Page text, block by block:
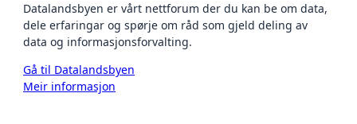
Datalandsbyen er vårt nettforum der du kan be om data,
dele erfaringar og spørje om råd som gjeld deling av
data og informasjonsforvalting.
Gå til Datalandsbyen
Meir informasjon